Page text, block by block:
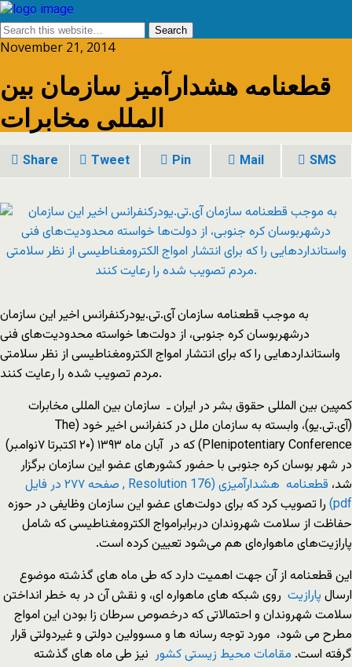
November 21, 2014
قطعنامه هشدارآمیز سازمان بین
المللی مخابرات
Share Tweet Pin Mail SMS
به موجب قطعنامه سازمان آی.تی.یودرکنفرانس اخیر این سازمان
درشهربوسان کره جنوبی، از دولت‌ها خواسته محدودیت‌های فنی
واستانداردهایی را که برای انتشار امواج الکترومغناطیسی از نظر سلامتی
مردم تصویب شده را رعایت کنند.
کمپین بین المللی حقوق بشر در ایران ـ سازمان بین المللی مخابرات
(آی.تی.یو)، وابسته به سازمان ملل در کنفرانس اخیر خود (The
Plenipotentiary Conference) که در آبان ماه ۱۳۹۳ (۲۰ اکتبرتا ۷نوامبر)
در شهر بوسان کره جنوبی با حضور کشورهای عضو این سازمان برگزار
شد، قطعنامه هشدارآمیزی
(Resolution 176 , صفحه ۲۷۷ در فایل
pdf) را تصویب کرد که برای دولت‌های عضو این سازمان وظایفی در حوزه
حفاظت از سلامت شهروندان دربرابرامواج الکترومغناطیسی که شامل
پارازیت‌های ماهواره‌ای هم می‌شود تعیین کرده است.
این قطعنامه از آن جهت اهمیت دارد که طی ماه های گذشته موضوع
ارسال پارازیت روی شبکه های ماهواره ای، و نقش آن در به خطر انداختن
سلامت شهروندان و احتمالاتی که درخصوص سرطان زا بودن این امواج
مطرح می شود، مورد توجه رسانه ها و مسوولین دولتی و غیردولتی قرار
گرفته است. مقامات محیط زیستی کشور نیز طی ماه های گذشته